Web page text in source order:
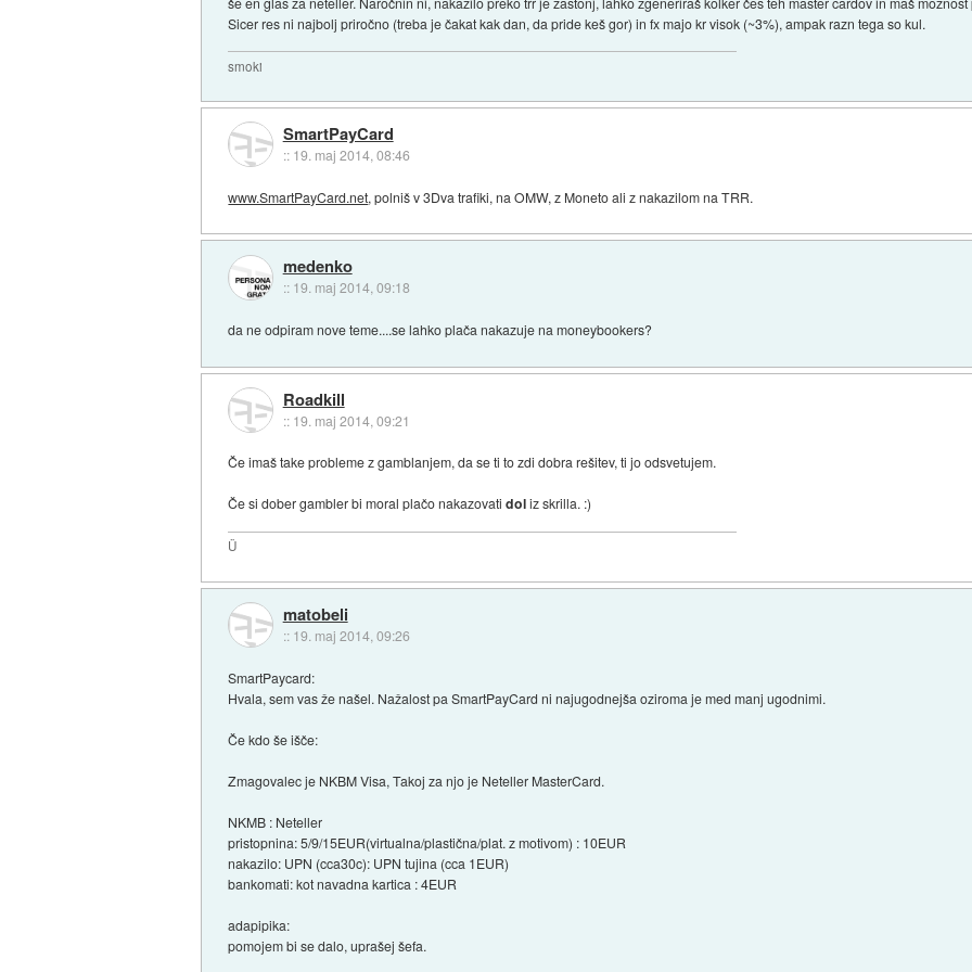
Sicer res ni najbolj priročno (treba je čakat kak dan, da pride keš gor) in fx majo kr visok (~3%), ampak razn tega so kul.
smoki
SmartPayCard
:: 19. maj 2014, 08:46
www.SmartPayCard.net, polniš v 3Dva trafiki, na OMW, z Moneto ali z nakazilom na TRR.
medenko
:: 19. maj 2014, 09:18
da ne odpiram nove teme....se lahko plača nakazuje na moneybookers?
Roadkill
:: 19. maj 2014, 09:21
Če imaš take probleme z gamblanjem, da se ti to zdi dobra rešitev, ti jo odsvetujem.
Če si dober gambler bi moral plačo nakazovatidoliz skrilla. :)
Ü
matobeli
:: 19. maj 2014, 09:26
SmartPaycard:
Hvala, sem vas že našel. Nažalost pa SmartPayCard ni najugodnejša oziroma je med manj ugodnimi.
Če kdo še išče:
Zmagovalec je NKBM Visa, Takoj za njo je Neteller MasterCard.
NKMB : Neteller
pristopnina: 5/9/15EUR(virtualna/plastična/plat. z motivom) : 10EUR
nakazilo: UPN (cca30c): UPN tujina (cca 1EUR)
bankomati: kot navadna kartica : 4EUR
adapipika:
pomojem bi se dalo, uprašej šefa.